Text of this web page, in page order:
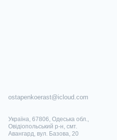
ostapenkoerast@icloud.com
Україна, 67806, Одеська обл.,
Овідіопольський р-н, смт.
Авангард, вул. Базова, 20